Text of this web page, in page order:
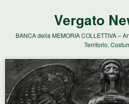
Vergato
BANCA della MEMORIA COLLETTIVA –
Territorio,